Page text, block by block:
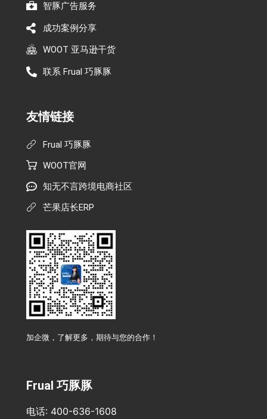
智豚广告服务
成功案例分享
WOOT 亚马逊干货
联系 Frual 巧豚豚
友情链接
Frual 巧豚豚
WOOT官网
知无不言跨境电商社区
芒果店长ERP
加企微，了解更多，期待与您的合作！
Frual 巧豚豚
电话: 400-636-1608